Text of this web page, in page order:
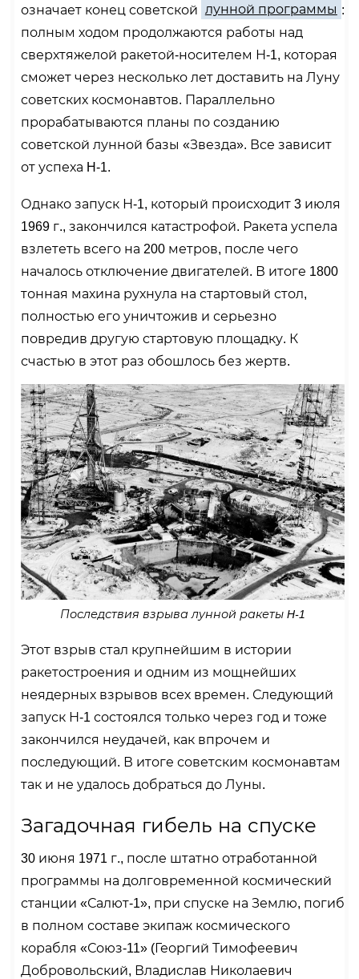
означает конец советской лунной программы :
полным ходом продолжаются работы над
сверхтяжелой ракетой-носителем Н-1, которая
сможет через несколько лет доставить на Луну
советских космонавтов. Параллельно
прорабатываются планы по созданию
советской лунной базы «Звезда». Все зависит
от успеха H-1.
Однако запуск Н-1, который происходит 3 июля
1969 г., закончился катастрофой. Ракета успела
взлететь всего на 200 метров, после чего
началось отключение двигателей. В итоге 1800
тонная махина рухнула на стартовый стол,
полностью его уничтожив и серьезно
повредив другую стартовую площадку. К
счастью в этот раз обошлось без жертв.
Последствия взрыва лунной ракеты H-1
Этот взрыв стал крупнейшим в истории
ракетостроения и одним из мощнейших
неядерных взрывов всех времен. Следующий
запуск Н-1 состоялся только через год и тоже
закончился неудачей, как впрочем и
последующий. В итоге советским космонавтам
так и не удалось добраться до Луны.
Загадочная гибель на спуске
30 июня 1971 г., после штатно отработанной
программы на долговременной космический
станции «Салют-1», при спуске на Землю, погиб
в полном составе экипаж космического
корабля «Союз-11» (Георгий Тимофеевич
Добровольский, Владислав Николаевич